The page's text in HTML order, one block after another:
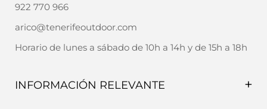
922 770 966
arico@tenerifeoutdoor.com
Horario de lunes a sábado de 10h a 14h y de 15h a 18h
INFORMACIÓN RELEVANTE